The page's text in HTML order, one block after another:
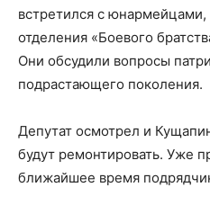
встретился с
отделения «Боевого
Они обсудили вопросы
подрастающего поколения.
Депутат осмотрел и
будут ремонтировать. Уже
ближайшее время